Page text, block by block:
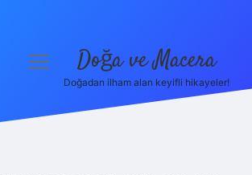
menüyü Doğa ve Macera
Doğadan ilham alan keyifli hikayeler!